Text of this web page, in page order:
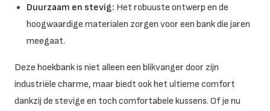
Duurzaam en stevig: Het robuuste ontwerp en de
hoogwaardige materialen zorgen voor een bank die jaren
meegaat.
Deze hoekbank is niet alleen een blikvanger door zijn
industriële charme, maar biedt ook het ultieme comfort
dankzij de stevige en toch comfortabele kussens. Of je nu